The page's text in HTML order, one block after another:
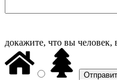
докажите, что вы человек,